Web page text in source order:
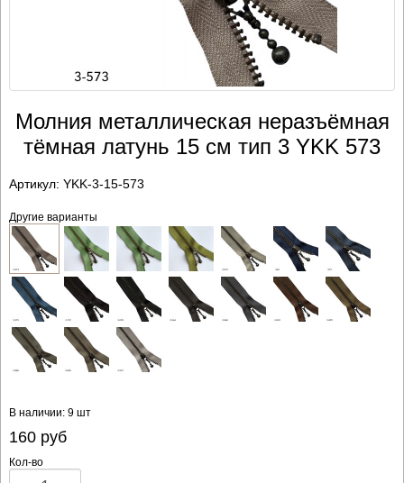
Молния металлическая неразъёмная
тёмная латунь 15 см тип 3 YKK 573
Артикул: YKK-3-15-573
Другие варианты
В наличии: 9 шт
160руб
Кол-во